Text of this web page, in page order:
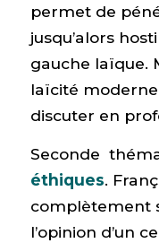
permet de
jusqu’alors
gauche laïque.
laïcité moderne
discuter en
Seconde
éthiques.
complètement
l’opinion d’un